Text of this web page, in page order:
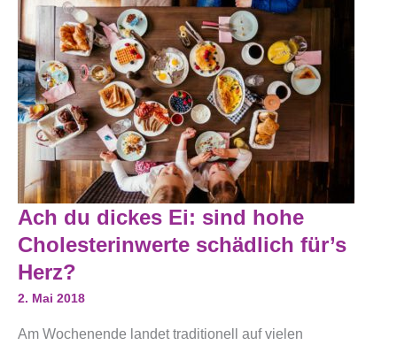
Ach du dickes Ei: sind hohe
Cholesterinwerte schädlich für’s
Herz?
2. Mai 2018
Am Wochenende landet traditionell auf vielen
Ach
Du
Dickes
Ei:
Sind
Hohe
Cholesterinwerte
Herz?